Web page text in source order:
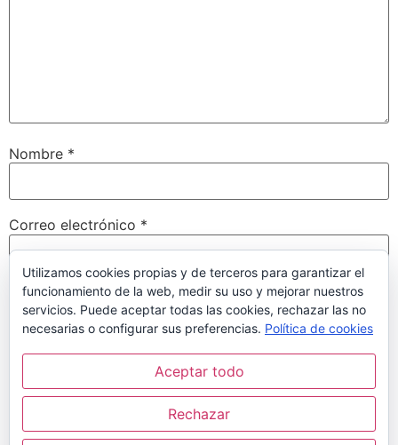
Nombre *
Correo electrónico *
Web
Guarda mi nombre, correo electrónico y web en este
navegador para la próxima vez que comente.
Utilizamos cookies propias y de terceros para garantizar el
funcionamiento de la web, medir su uso y mejorar nuestros
servicios. Puede aceptar todas las cookies, rechazar las no
necesarias o configurar sus preferencias. Política de cookies
Aceptar todo
Rechazar